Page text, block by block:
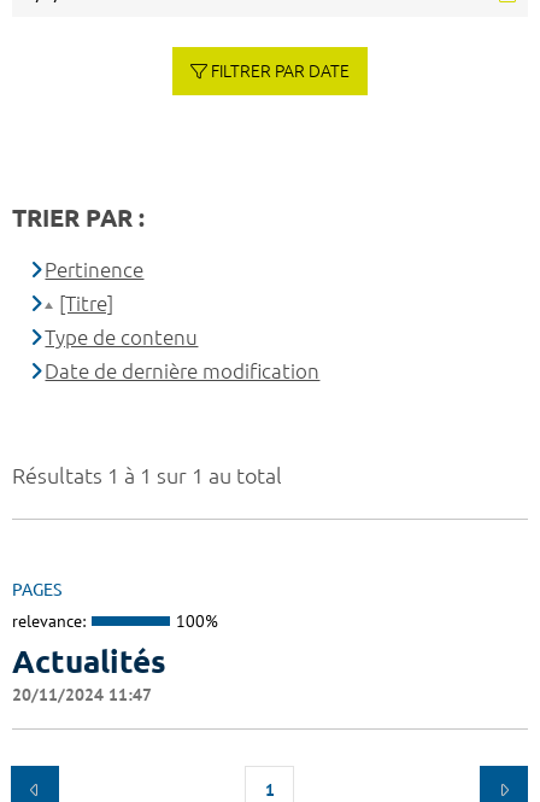
Résultats 1 à 1 sur 1 au total
PAGES
relevance: 100%
Actualités
20/11/2024 11:47
1
FILTRER PAR DATE
TRIER PAR :
Pertinence
[Titre]
Type de contenu
Date de dernière modification